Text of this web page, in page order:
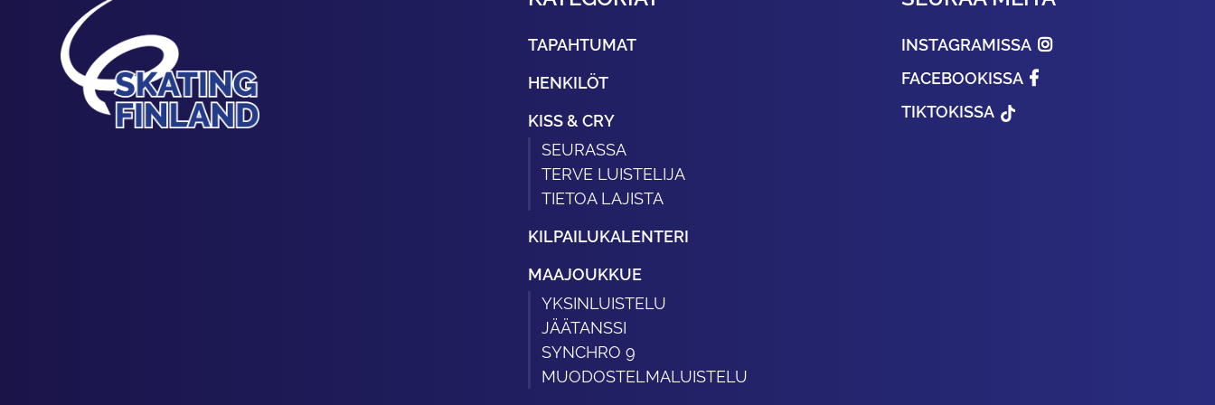
TAPAHTUMAT
HENKILÖT
KISS & CRY
SEURASSA
TERVE LUISTELIJA
TIETOA LAJISTA
KILPAILUKALENTERI
MAAJOUKKUE
YKSINLUISTELU
JÄÄTANSSI
SYNCHRO 9
MUODOSTELMALUISTELU
INSTAGRAMISSA
FACEBOOKISSA
TIKTOKISSA